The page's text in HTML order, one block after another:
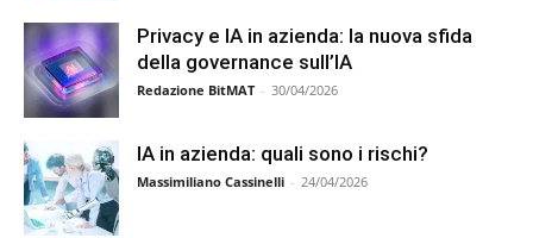
Privacy e IA in azienda: la nuova sfida
della governance sull’IA
Redazione BitMAT - 30/04/2026
IA in azienda: quali sono i rischi?
Massimiliano Cassinelli - 24/04/2026